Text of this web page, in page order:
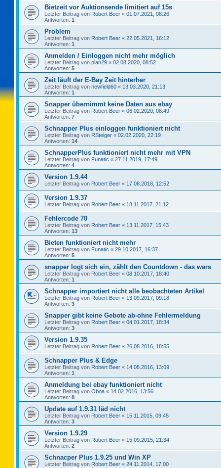
Bietzeit vor Auktionsende limitiert auf 15s
Letzter Beitrag von Robert Beer « 01.07.2021, 08:26
Antworten: 1
Problem
Letzter Beitrag von Robert Beer « 22.05.2021, 16:12
Antworten: 1
Anmelden / Einloggen nicht mehr möglich
Letzter Beitrag von plan29 « 02.08.2020, 08:52
Antworten: 5
Zeit läuft der E-Bay Zeit hinterher
Letzter Beitrag von newfield60 « 13.03.2020, 21:13
Antworten: 1
Snapper übernimmt keine Daten aus ebay
Letzter Beitrag von Robert Beer « 06.02.2020, 08:49
Antworten: 7
Schnapper Plus einloggen funktioniert nicht
Letzter Beitrag von RSteiger « 02.02.2020, 22:19
Antworten: 14
SchnapperPlus funktioniert nicht mehr mit VPN
Letzter Beitrag von Funatic « 27.11.2019, 17:49
Antworten: 4
Version 1.9.44
Letzter Beitrag von Robert Beer « 17.08.2018, 12:52
Version 1.9.37
Letzter Beitrag von Robert Beer « 18.11.2017, 21:12
Fehlercode 70
Letzter Beitrag von Robert Beer « 13.11.2017, 15:43
Antworten: 13
Bieten funktioniert nicht mehr
Letzter Beitrag von Funatic « 29.10.2017, 16:37
Antworten: 5
snapper logt sich ein, zählt den Countdown - das wars
Letzter Beitrag von Robert Beer « 08.10.2017, 18:40
Antworten: 1
Schnapper importiert nicht alle beobachteten Artikel
Letzter Beitrag von Robert Beer « 13.09.2017, 09:18
Antworten: 3
Snapper gibt keine Gebote ab-ohne Fehlermeldung
Letzter Beitrag von Robert Beer « 04.01.2017, 18:34
Antworten: 3
Version 1.9.35
Letzter Beitrag von Robert Beer « 26.08.2016, 18:55
Schnapper Plus & Edge
Letzter Beitrag von Robert Beer « 14.08.2016, 13:09
Antworten: 1
Anmeldung bei ebay funktioniert nicht
Letzter Beitrag von Oboa « 14.02.2016, 13:56
Antworten: 8
Update auf 1.9.31 läd nicht
Letzter Beitrag von Robert Beer « 15.11.2015, 09:45
Antworten: 3
Version 1.9.29
Letzter Beitrag von Robert Beer « 15.09.2015, 21:34
Antworten: 2
Schnacper Plus 1.9.25 und Win XP
Letzter Beitrag von Robert Beer « 24.11.2014, 17:00